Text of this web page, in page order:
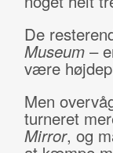
De
Museum –
være
Men
turneret
Mirror, og